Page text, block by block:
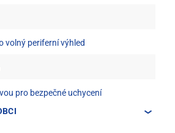
volný periferní výhled
pro bezpečné uchycení